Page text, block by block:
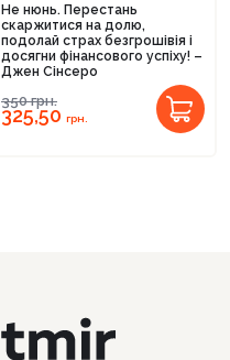
Не нюнь. Перестань
скаржитися на долю,
подолай страх безгрошівія і
досягни фінансового успіху! –
Джен Сінсеро
350грн.
325,50 грн.